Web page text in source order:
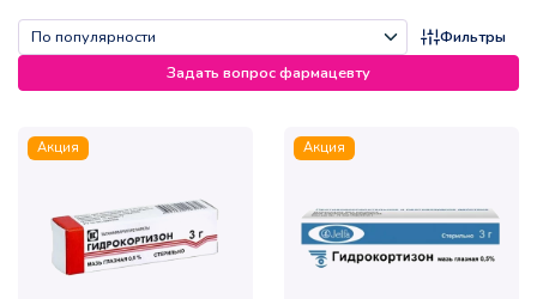
Фильтры
Задать вопрос фармацевту
Акция Акция